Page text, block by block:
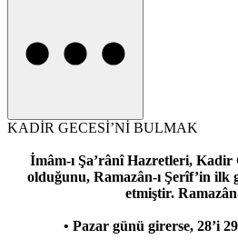
KADİR GECESİ’Nİ BULMAK
İmâm-ı Şa’rânî Hazretleri, Kadir
olduğunu, Ramazân-ı Şerîf’in ilk
etmiştir.
• Pazar günü girerse, 28’i